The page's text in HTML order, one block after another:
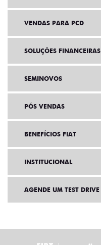
VENDAS PARA PCD
SOLUÇÕES FINANCEIRAS
SEMINOVOS
PÓS VENDAS
BENEFÍCIOS FIAT
INSTITUCIONAL
AGENDE UM TEST DRIVE